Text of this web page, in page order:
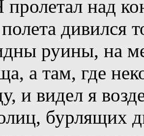
пролетал над
дивился
руины, на
а там, где
и видел я
бурлящих